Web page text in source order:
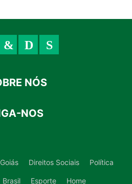
NÓS
NOS
Goiás Direitos Sociais Política
Brasil Esporte Home